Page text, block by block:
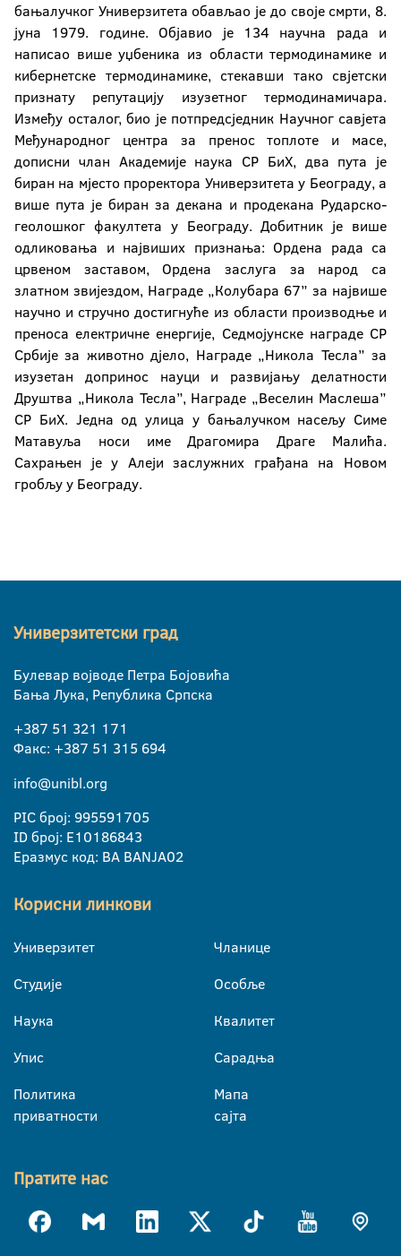
бањалучког Универзитета обављао је до своје смрти, 8.
јуна 1979. године. Објавио је 134 научна рада и
написао више уџбеника из области термодинамике и
кибернетске термодинамике, стекавши тако свјетски
признату репутацију изузетног термодинамичара.
Између осталог, био је потпредсједник Научног савјета
Међународног центра за пренос топлоте и масе,
дописни члан Академије наука СР БиХ, два пута је
биран на мјесто проректора Универзитета у Београду, а
више пута је биран за декана и продекана Рударско-
геолошког факултета у Београду. Добитник је више
одликовања и највиших признања: Ордена рада са
црвеном заставом, Ордена заслуга за народ са
златном звијездом, Награде „Колубара 67” за највише
научно и стручно достигнуће из области производње и
преноса електричне енергије, Седмојунске награде СР
Србије за животно дјело, Награде „Никола Тесла” за
изузетан допринос науци и развијању делатности
Друштва „Никола Тесла”, Награде „Веселин Маслеша”
СР БиХ. Једна од улица у бањалучком насељу Симе
Матавуља носи име Драгомира Драге Малића.
Сахрањен је у Алеји заслужних грађана на Новом
гробљу у Београду.
Универзитетски град
Булевар војводе Петра Бојовића
Бања Лука, Република Српска
+387 51 321 171
Факс: +387 51 315 694
info@unibl.org
PIC број: 995591705
ID број: E10186843
Еразмус код: BA BANJA02
Корисни линкови
Универзитет
Студије
Наука
Упис
Политика
приватности
Чланице
Особље
Квалитет
Сарадња
Мапа
сајта
Пратите нас